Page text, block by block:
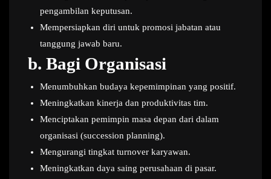
pengambilan keputusan.
Mempersiapkan diri untuk promosi jabatan atau
tanggung jawab baru.
b. Bagi Organisasi
Menumbuhkan budaya kepemimpinan yang positif.
Meningkatkan kinerja dan produktivitas tim.
Menciptakan pemimpin masa depan dari dalam
organisasi (succession planning).
Mengurangi tingkat turnover karyawan.
Meningkatkan daya saing perusahaan di pasar.